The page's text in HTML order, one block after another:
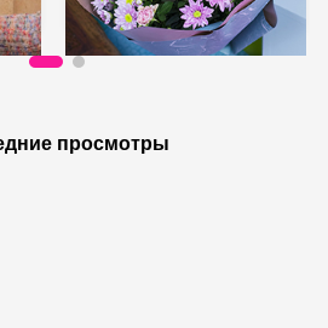
просмотры